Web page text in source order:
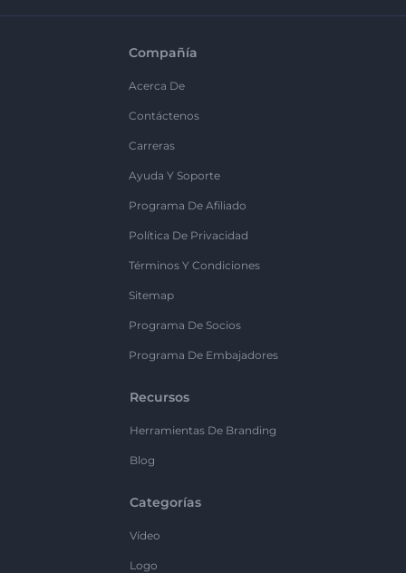
Compañía
Acerca De
Contáctenos
Carreras
Ayuda Y Soporte
Programa De Afiliado
Política De Privacidad
Términos Y Condiciones
Sitemap
Programa De Socios
Programa De Embajadores
Recursos
Herramientas De Branding
Blog
Categorías
Vídeo
Logo